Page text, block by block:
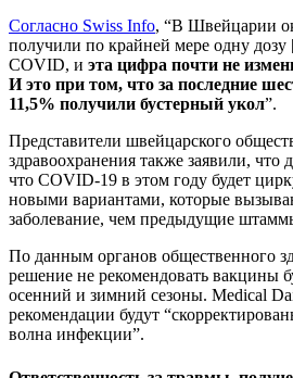
Согласно Swiss Info, “В Швейцарии
получили по крайней мере одну
COVID, и эта цифра почти не
И это при том, что за последние
11,5% получили бустерный укол”.
Представители швейцарского
здравоохранения также заявили, что
что COVID-19 в этом году будет
новыми вариантами, которые
заболевание, чем предыдущие
По данным органов общественного
решение не рекомендовать вакцины
осенний и зимний сезоны. Medical
рекомендации будут
волна инфекции”.